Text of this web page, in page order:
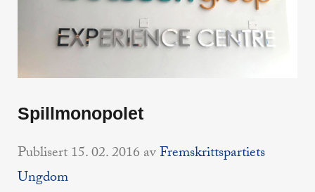
Spillmonopolet
Publisert15. 02. 2016 avFremskrittspartiets
Ungdom